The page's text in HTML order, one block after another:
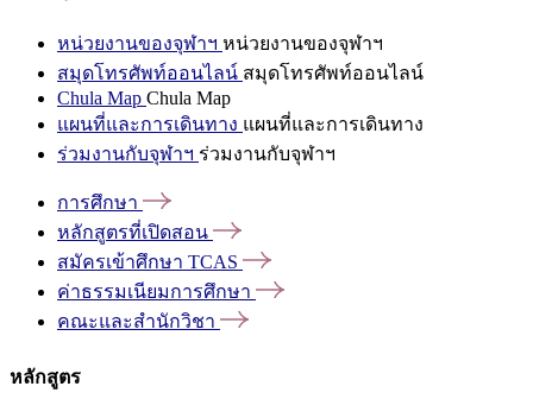
หน่วยงานของจุฬาฯ หน่วยงานของจุฬาฯ
สมุดโทรศัพท์ออนไลน์ สมุดโทรศัพท์ออนไลน์
Chula Map Chula Map
แผนที่และการเดินทาง แผนที่และการเดินทาง
ร่วมงานกับจุฬาฯ ร่วมงานกับจุฬาฯ
การศึกษา
หลักสูตรที่เปิดสอน
สมัครเข้าศึกษา TCAS
ค่าธรรมเนียมการศึกษา
คณะและสำนักวิชา
หลักสูตร